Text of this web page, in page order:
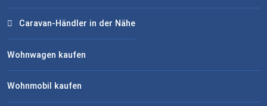
Caravan-Händler in der Nähe
Wohnwagen kaufen
Wohnmobil kaufen